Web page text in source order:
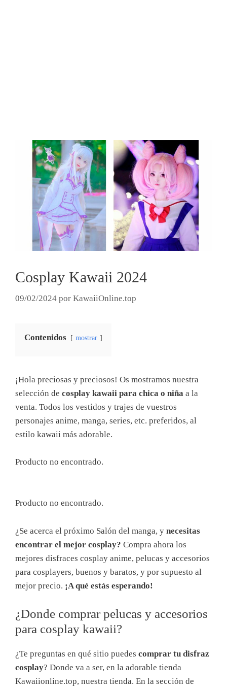
Cosplay Kawaii 2024
09/02/2024 por KawaiiOnline.top
Contenidos mostrar
¡Hola preciosas y preciosos! Os mostramos nuestra
selección de cosplay kawaii para chica o niña a la
venta. Todos los vestidos y trajes de vuestros
personajes anime, manga, series, etc. preferidos, al
estilo kawaii más adorable.
Producto no encontrado.
Producto no encontrado.
¿Se acerca el próximo Salón del manga, y necesitas
encontrar el mejor cosplay? Compra ahora los
mejores disfraces cosplay anime, pelucas y accesorios
para cosplayers, buenos y baratos, y por supuesto al
mejor precio. ¡A qué estás esperando!
¿Donde comprar pelucas y accesorios
para cosplay kawaii?
¿Te preguntas en qué sitio puedes comprar tu disfraz
cosplay? Donde va a ser, en la adorable tienda
Kawaiionline.top, nuestra tienda. En la sección de